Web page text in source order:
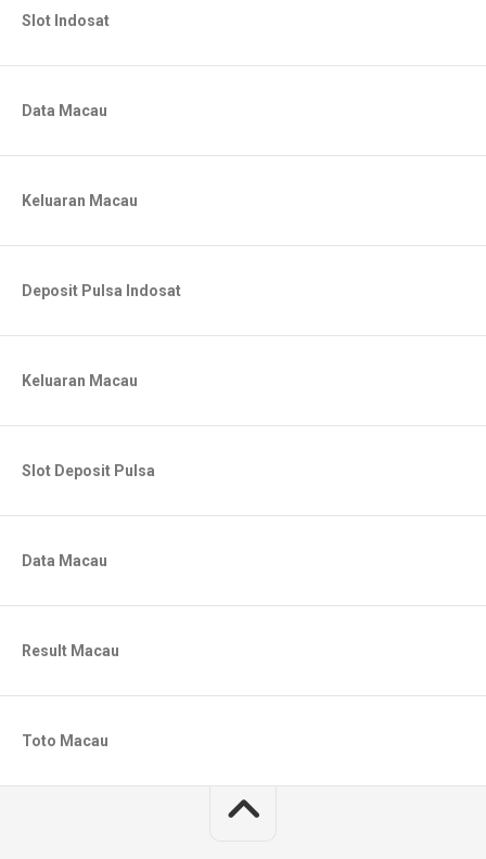
Slot Indosat
Data Macau
Keluaran Macau
Deposit Pulsa Indosat
Keluaran Macau
Slot Deposit Pulsa
Data Macau
Result Macau
Toto Macau